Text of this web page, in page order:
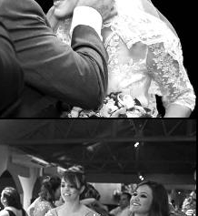
12